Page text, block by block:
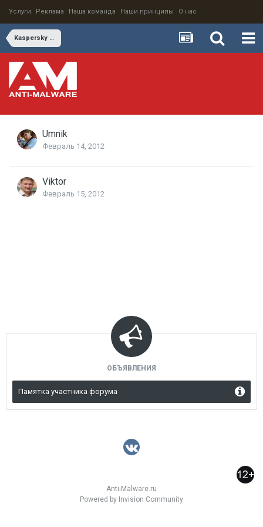
Услуги Реклама Наша команда Наши принципы О нас
Kaspersky Lab announces its security solution for virtual environments
Umnik
Февраль 14, 2012
Viktor
Февраль 15, 2012
ОБЪЯВЛЕНИЯ
Памятка участника форума
Anti-Malware.ru
Powered by Invision Community